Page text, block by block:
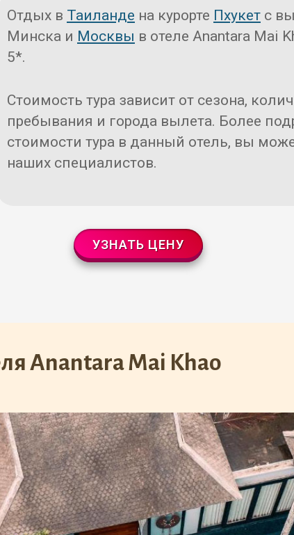
Отдых в Таиланде на курорте Пхукет с
Минска и Москвы в отеле Anantara Mai
5*.
Стоимость тура зависит от сезона,
пребывания и города вылета. Более
стоимости тура в данный отель, вы
наших специалистов.
УЗНАТЬ ЦЕНУ
Anantara Mai Khao